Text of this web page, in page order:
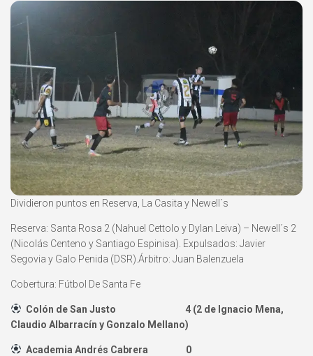
Dividieron puntos en Reserva, La Casita y Newell´s
Reserva: Santa Rosa 2 (Nahuel Cettolo y Dylan Leiva) – Newell´s 2
(Nicolás Centeno y Santiago Espinisa). Expulsados: Javier
Segovia y Galo Penida (DSR).Árbitro: Juan Balenzuela
Cobertura: Fútbol De Santa Fe
Colón de San Justo 4 (2 de Ignacio Mena,
Claudio Albarracín y Gonzalo Mellano)
Academia Andrés Cabrera 0